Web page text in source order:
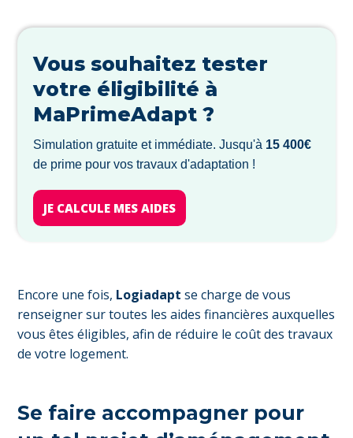
Vous souhaitez tester
votre éligibilité à
MaPrimeAdapt ?
Simulation gratuite et immédiate. Jusqu'à 15 400€
de prime pour vos travaux d'adaptation !
JE CALCULE MES AIDES
Encore une fois, Logiadapt se charge de vous
renseigner sur toutes les aides financières auxquelles
vous êtes éligibles, afin de réduire le coût des travaux
de votre logement.
Se faire accompagner pour